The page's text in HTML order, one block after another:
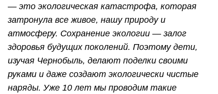
— это экологическая катастрофа, которая
затронула все живое, нашу природу и
атмосферу. Сохранение экологии — залог
здоровья будущих поколений. Поэтому дети,
изучая Чернобыль, делают поделки своими
руками и даже создают экологически чистые
наряды. Уже 10 лет мы проводим такие